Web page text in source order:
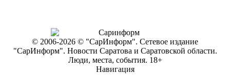
© 2006-2026 © "СарИнформ". Сетевое издание
"СарИнформ". Новости Саратова и Саратовской области.
Люди, места, события. 18+
Навигация